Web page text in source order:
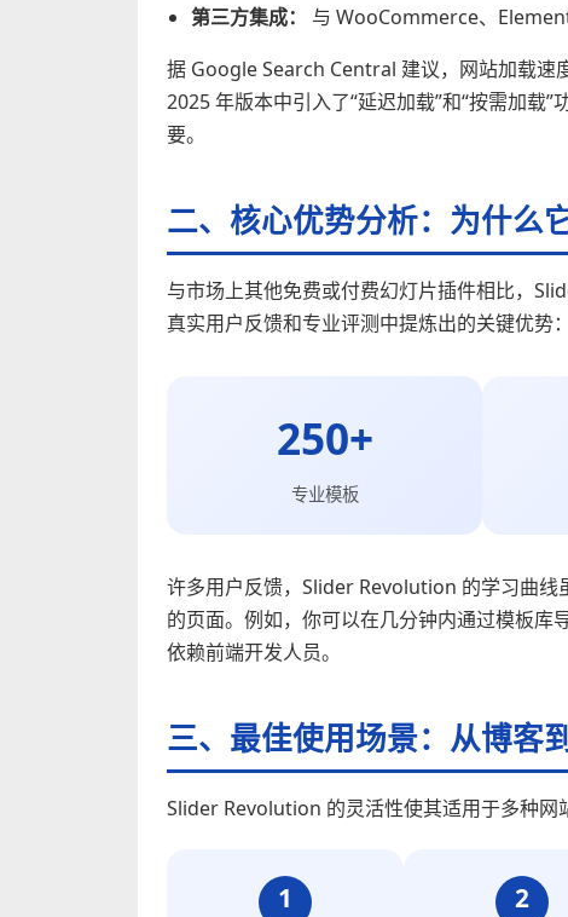
第三方集成：
与 WooCommerce、
据 Google Search Central 建议，网站加载
2025 年版本中引入了“延迟加载”和“按需加载
要。
二、核心优势分析：为什么
与市场上其他免费或付费幻灯片插件相比，
真实用户反馈和专业评测中提炼出的关键优势：
250+
专业模板
许多用户反馈，Slider Revolution 的学习曲线
的页面。例如，你可以在几分钟内通过模板库
依赖前端开发人员。
三、最佳使用场景：从博客
Slider Revolution 的灵活性使其适用于多种网
1 2